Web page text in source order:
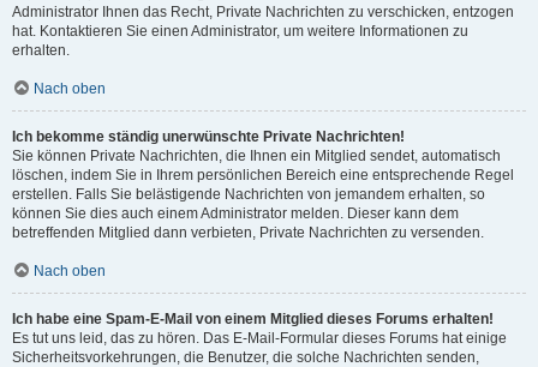
Administrator Ihnen das Recht, Private Nachrichten zu verschicken, entzogen
hat. Kontaktieren Sie einen Administrator, um weitere Informationen zu
erhalten.
Nach oben
Ich bekomme ständig unerwünschte Private Nachrichten!
Sie können Private Nachrichten, die Ihnen ein Mitglied sendet, automatisch
löschen, indem Sie in Ihrem persönlichen Bereich eine entsprechende Regel
erstellen. Falls Sie belästigende Nachrichten von jemandem erhalten, so
können Sie dies auch einem Administrator melden. Dieser kann dem
betreffenden Mitglied dann verbieten, Private Nachrichten zu versenden.
Nach oben
Ich habe eine Spam-E-Mail von einem Mitglied dieses Forums erhalten!
Es tut uns leid, das zu hören. Das E-Mail-Formular dieses Forums hat einige
Sicherheitsvorkehrungen, die Benutzer, die solche Nachrichten senden,